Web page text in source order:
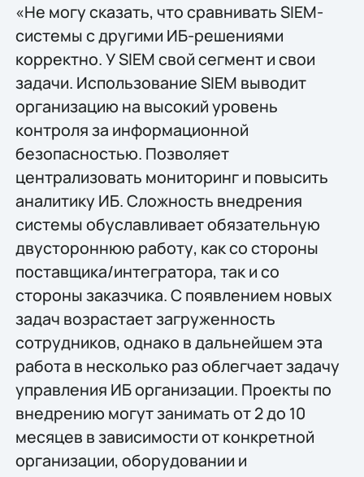
«Не могу сказать, что сравнивать SIEM-
системы с другими ИБ-решениями
корректно. У SIEM свой сегмент и свои
задачи. Использование SIEM выводит
организацию на высокий уровень
контроля за информационной
безопасностью. Позволяет
централизовать мониторинг и повысить
аналитику ИБ. Сложность внедрения
системы обуславливает обязательную
двустороннюю работу, как со стороны
поставщика/интегратора, так и со
стороны заказчика. С появлением новых
задач возрастает загруженность
сотрудников, однако в дальнейшем эта
работа в несколько раз облегчает задачу
управления ИБ организации. Проекты по
внедрению могут занимать от 2 до 10
месяцев в зависимости от конкретной
организации, оборудовании и